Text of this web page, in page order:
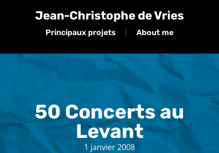
Jean-Christophe de Vries
Principaux projets About me
50 Concerts au
Levant
1 janvier 2008